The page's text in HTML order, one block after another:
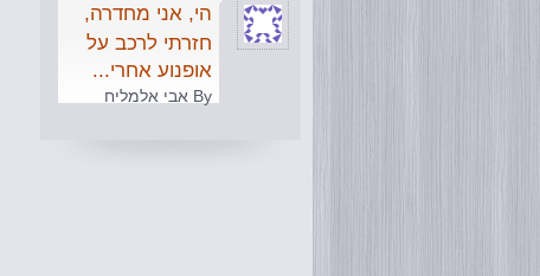
הי, אני מחדרה,
חזרתי לרכב על
אופנוע אחרי...
By אבי אלמליח